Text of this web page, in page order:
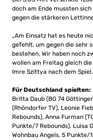
doch am Ende mussten
gegen die stärkeren
„Am Einsatz hat es heute
gefehlt, um gegen die sehr
bestehen. Wir haben noch
wollen am Freitag gleich
Imre Szittya nach dem Spiel.
Für Deutschland spielten:
Britta Daub (BG 74
(Rhöndorfer TV), Leonie
Rebounds), Anna Furman
Punkte/7 Rebounds), Luisa
Wohnbau Angels, 5 Punkte/